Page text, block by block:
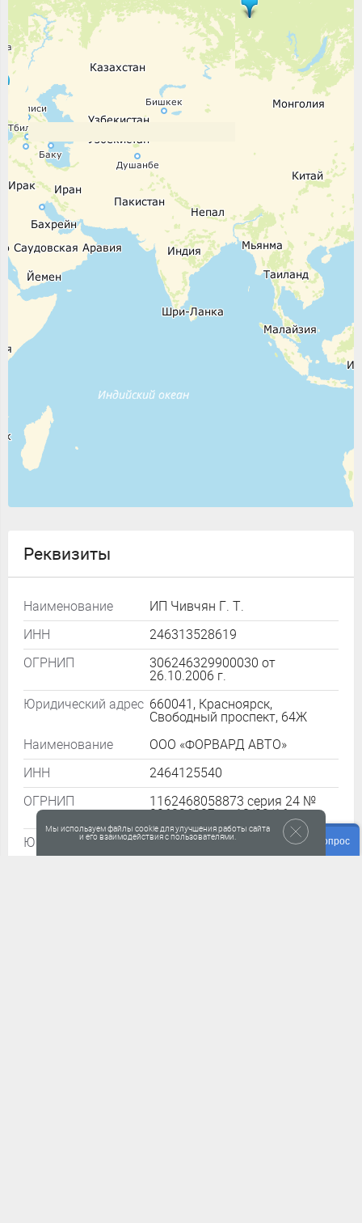
Реквизиты
Наименование
ИП Чивчян Г. Т.
ИНН
246313528619
ОГРНИП
306246329900030 от
26.10.2006 г.
Юридический адрес 660041, Красноярск,
Свободный проспект, 64Ж
Наименование
ООО «ФОРВАРД АВТО»
ИНН
2464125540
ОГРНИП
1162468058873 серия 24 №
006326887 от 18/02/16
Юридический адрес 660093, г. Красноярск, ул. им.
академика Вавилова, 1 «Г», стр.
Мы используем файлы cookie для улучшения работы сайта
и его взаимодействия с пользователями.
Задать вопрос